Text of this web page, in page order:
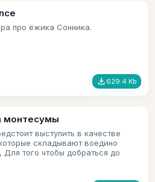
про ёжика Сонника.
file_download 629.4 Kb
монтесумы
выступить в качестве
складывают воедино
Для того чтобы добраться до